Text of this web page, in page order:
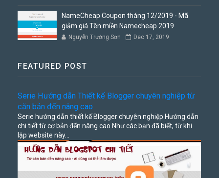
NameCheap Coupon tháng 12/2019 - Mã
giảm giá Tên miền Namecheap 2019
Nguyễn Trường Sơn Dec 17, 2019
FEATURED POST
Serie Hướng dẫn Thiết kế Blogger chuyên nghiệp từ
căn bản đến nâng cao
Serie hướng dẫn thiết kế Blogger chuyên nghiệp Hướng dẫn
chi tiết từ cơ bản đến nâng cao Như các bạn đã biết, từ khi
lập website này...